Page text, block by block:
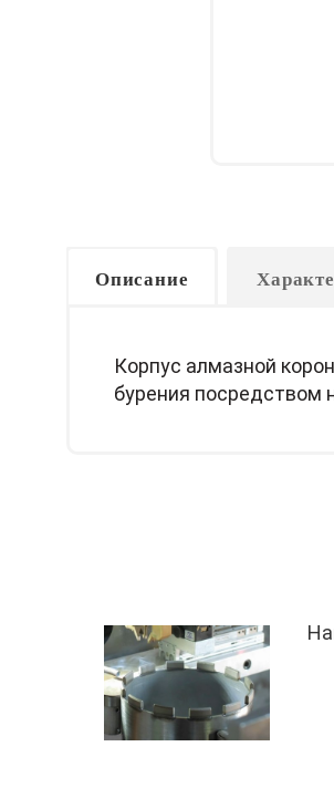
Описание
Корпус алмазной
бурения посредством